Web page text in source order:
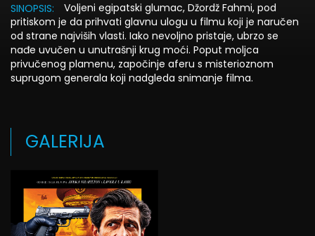
SINOPSIS:
Voljeni egipatski glumac, Džordž Fahmi, pod
pritiskom je da prihvati glavnu ulogu u filmu koji je naručen
od strane najviših vlasti. Iako nevoljno pristaje, ubrzo se
nađe uvučen u unutrašnji krug moći. Poput moljca
privučenog plamenu, započinje aferu s misterioznom
suprugom generala koji nadgleda snimanje filma.
GALERIJA